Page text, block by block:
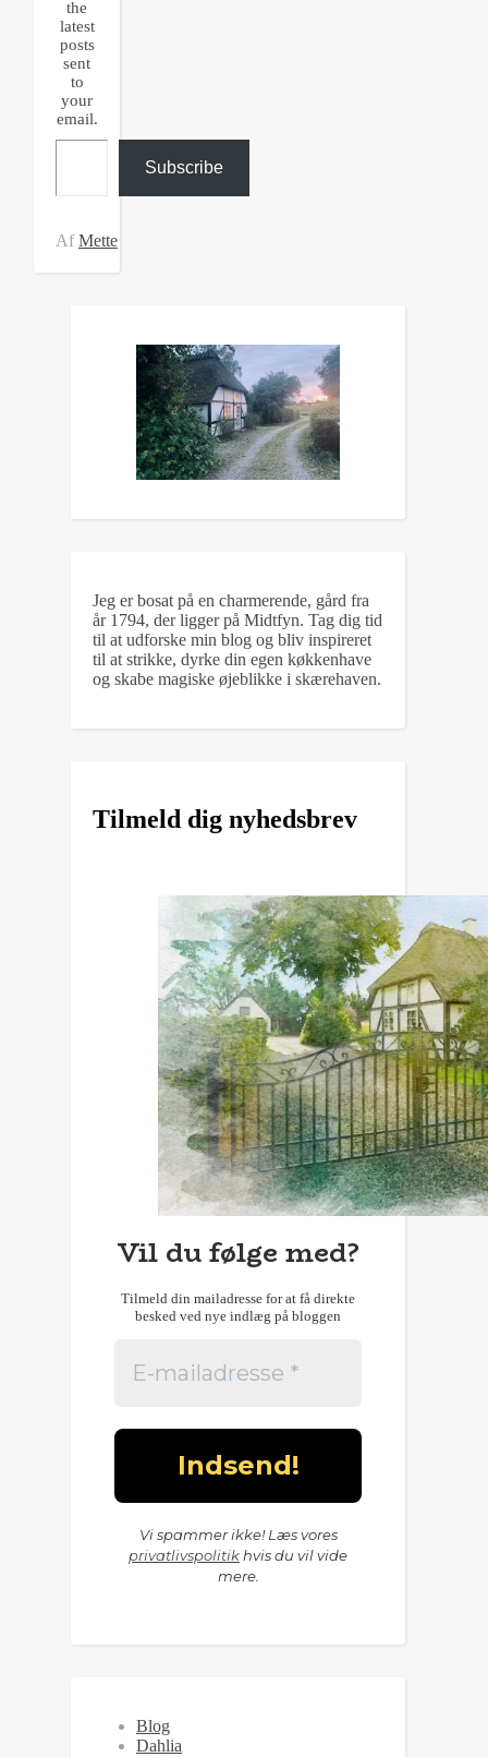
the
latest
posts
sent
to
your
email.
Type your email…
Subscribe
AfMette
Jeg er bosat på en charmerende, gård fra
år 1794, der ligger på Midtfyn. Tag dig tid
til at udforske min blog og bliv inspireret
til at strikke, dyrke din egen køkkenhave
og skabe magiske øjeblikke i skærehaven.
Tilmeld dig nyhedsbrev
Vil du følge med?
Tilmeld din mailadresse for at få direkte
besked ved nye indlæg på bloggen
Vi spammer ikke! Læs vores
privatlivspolitik hvis du vil vide
mere.
Blog
Dahlia